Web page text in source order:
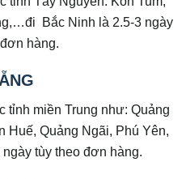
Bắc Ninh là 2.5-3 ngày
hàng.
tỉnh miền Trung như: Quảng
Huế, Quảng Ngãi, Phú Yên,
tùy theo đơn hàng.